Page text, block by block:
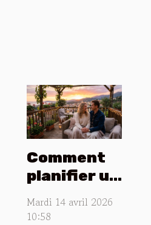
Comment
planifier un
week-end
romantique
Mardi 14 avril 2026
10:58